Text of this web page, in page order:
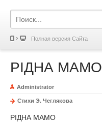
Полная версия Сайта
РІДНА МАМО
Administrator
Стихи Э. Чеглякова
РІДНА МАМО